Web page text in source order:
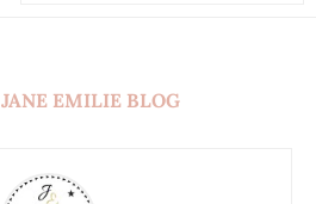
JANE EMILIE BLOG